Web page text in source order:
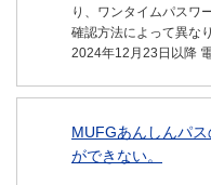
り、ワンタイムパスワ
確認方法によって異な
2024年12月23日以降
MUFGあんしんパ
ができない。